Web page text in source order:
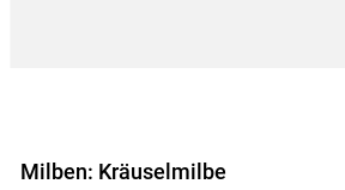
Milben: Kräuselmilbe